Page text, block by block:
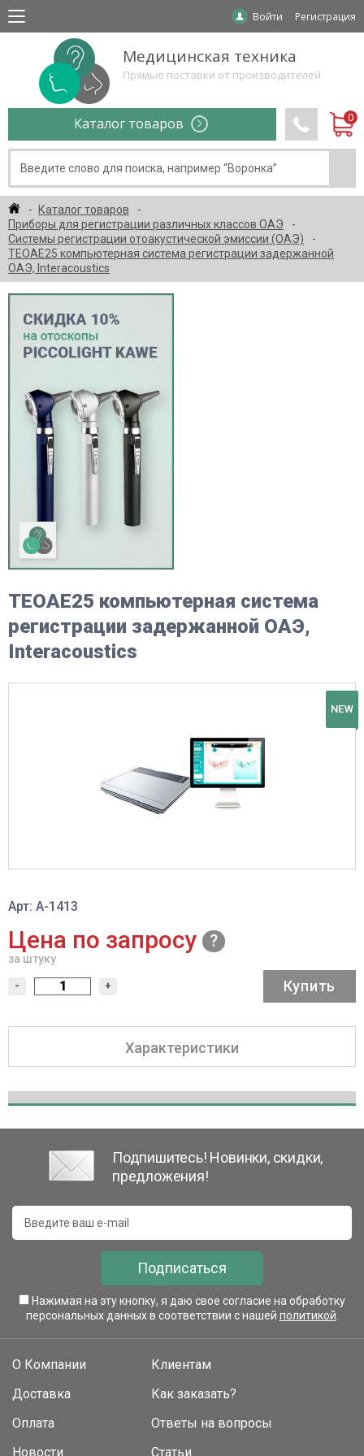
Войти Регистрация
Медицинская техника
Прямые поставки от производителей
Каталог товаров
Каталог товаров
Приборы для регистрации различных классов ОАЭ
Системы регистрации отоакустической эмиссии (ОАЭ)
TEOAE25 компьютерная система регистрации задержанной
ОАЭ, Interacoustics
TEOAE25 компьютерная система
регистрации задержанной ОАЭ,
Interacoustics
NEW
Арт: A-1413
Цена по запросу
за штуку
- + Купить
Характеристики
Подпишитесь! Новинки, скидки,
предложения!
Подписаться
Нажимая на эту кнопку, я даю свое согласие на обработку
персональных данных в соответствии с нашей политикой
О Компании
Доставка
Оплата
Новости
Клиентам
Как заказать?
Ответы на вопросы
Статьи